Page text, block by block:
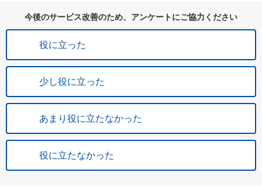
今後のサービス改善のため、アンケートにご協力ください
役に立った
少し役に立った
あまり役に立たなかった
役に立たなかった